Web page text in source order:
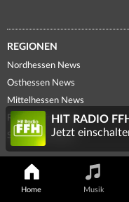
REGIONEN
Nordhessen News
Osthessen News
Mittelhessen News
Rhein-Main News
Südhessen News
Home Musik
HIT RADIO
Jetzt